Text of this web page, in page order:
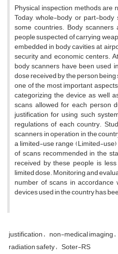
Physical inspection methods are
Today, whole-body or part-
some countries. Body
people suspected of carrying
embedded in body cavities at
security and economic centers.
body scanners have been used
dose received by the person
one of the most important
categorizing the device as well
scans allowed for each person
justification for using such
regulations of each country.
scanners in operation in the
a limited-use range (Limited-
of scans recommended in the
received by these people is
limited dose. Monitoring and
number of scans in
devices used in the country has
justification non-medical imaging
radiation safety Soter-RS